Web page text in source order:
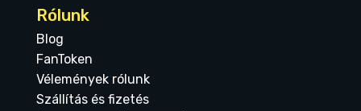
Rólunk
Blog
FanToken
Vélemények rólunk
Szállítás és fizetés